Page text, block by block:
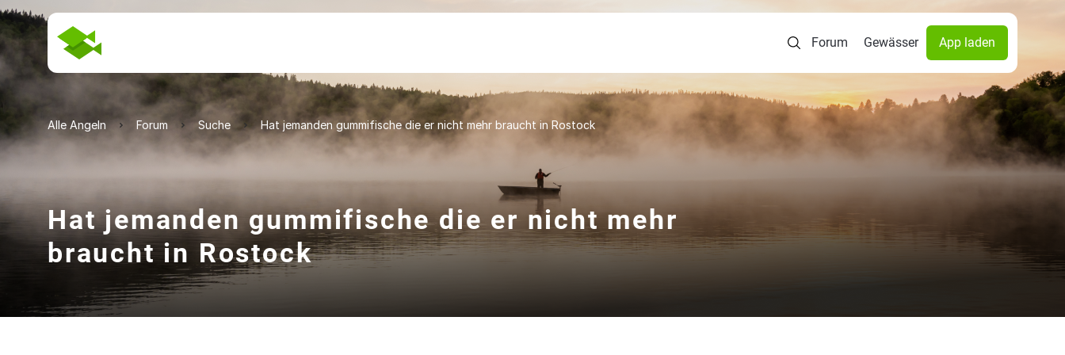
Forum Gewässer App laden
Alle Angeln Forum Suche Hat jemanden gummifische die er nicht mehr braucht in Rostock
Hat jemanden gummifische die er nicht mehr
braucht in Rostock